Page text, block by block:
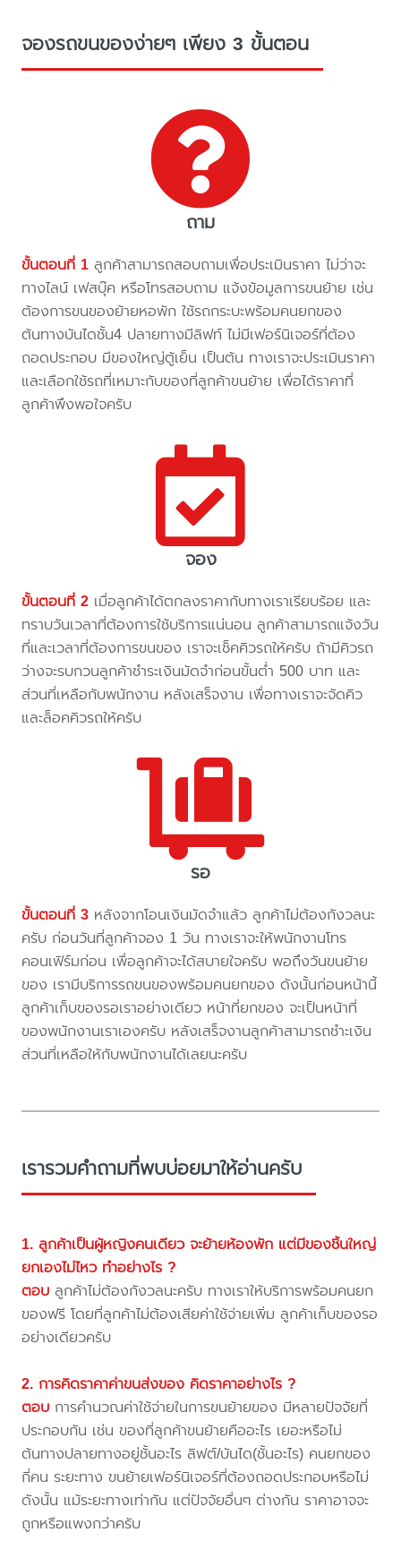
จองรถขนของง่ายๆ เพียง 3 ขั้นตอน
ถาม
ขั้นตอนที่ 1 ลูกค้าสามารถสอบถามเพื่อประเมินราคา ไม่ว่าจะ
ทางไลน์ เฟสบุ๊ค หรือโทรสอบถาม แจ้งข้อมูลการขนย้าย เช่น
ต้องการขนของย้ายหอพัก ใช้รถกระบะพร้อมคนยกของ
ต้นทางบันไดชั้น4 ปลายทางมีลิฟท์ ไม่มีเฟอร์นิเจอร์ที่ต้อง
ถอดประกอบ มีของใหญ่ตู้เย็น เป็นต้น ทางเราจะประเมินราคา
และเลือกใช้รถที่เหมาะกับของที่ลูกค้าขนย้าย เพื่อได้ราคาที่
ลูกค้าพึงพอใจครับ
จอง
ขั้นตอนที่ 2 เมื่อลูกค้าได้ตกลงราคากับทางเราเรียบร้อย และ
ทราบวันเวลาที่ต้องการใช้บริการแน่นอน ลูกค้าสามารถแจ้งวัน
ที่และเวลาที่ต้องการขนของ เราจะเช็คคิวรถให้ครับ ถ้ามีคิวรถ
ว่างจะรบกวนลูกค้าชำระเงินมัดจำก่อนขั้นต่ำ 500 บาท และ
ส่วนที่เหลือกับพนักงาน หลังเสร็จงาน เพื่อทางเราจะจัดคิว
และล็อคคิวรถให้ครับ
รอ
ขั้นตอนที่ 3 หลังจากโอนเงินมัดจำแล้ว ลูกค้าไม่ต้องกังวลนะ
ครับ ก่อนวันที่ลูกค้าจอง 1 วัน ทางเราจะให้พนักงานโทร
คอนเฟิร์มก่อน เพื่อลูกค้าจะได้สบายใจครับ พอถึงวันขนย้าย
ของ เรามีบริการรถขนของพร้อมคนยกของ ดังนั้นก่อนหน้านี้
ลูกค้าเก็บของรอเราอย่างเดียว หน้าที่ยกของ จะเป็นหน้าที่
ของพนักงานเราเองครับ หลังเสร็จงานลูกค้าสามารถชำะเงิน
ส่วนที่เหลือให้กับพนักงานได้เลยนะครับ
เรารวมคำถามที่พบบ่อยมาให้อ่านครับ
1. ลูกค้าเป็นผู้หญิงคนเดียว จะย้ายห้องพัก แต่มีของชิ้นใหญ่
ยกเองไม่ไหว ทำอย่างไร ?
ตอบ ลูกค้าไม่ต้องกังวลนะครับ ทางเราให้บริการพร้อมคนยก
ของฟรี โดยที่ลูกค้าไม่ต้องเสียค่าใช้จ่ายเพิ่ม ลูกค้าเก็บของรอ
อย่างเดียวครับ
2. การคิดราคาค่าขนส่งของ คิดราคาอย่างไร ?
ตอบ การคำนวณค่าใช้จ่ายในการขนย้ายของ มีหลายปัจจัยที่
ประกอบกัน เช่น ของที่ลูกค้าขนย้ายคืออะไร เยอะหรือไม่
ต้นทางปลายทางอยู่ชั้นอะไร ลิฟต์/บันได(ชั้นอะไร) คนยกของ
กี่คน ระยะทาง ขนย้ายเฟอร์นิเจอร์ที่ต้องถอดประกอบหรือไม่
ดังนั้น แม้ระยะทางเท่ากัน แต่ปัจจัยอื่นๆ ต่างกัน ราคาอาจจะ
ถูกหรือแพงกว่าครับ